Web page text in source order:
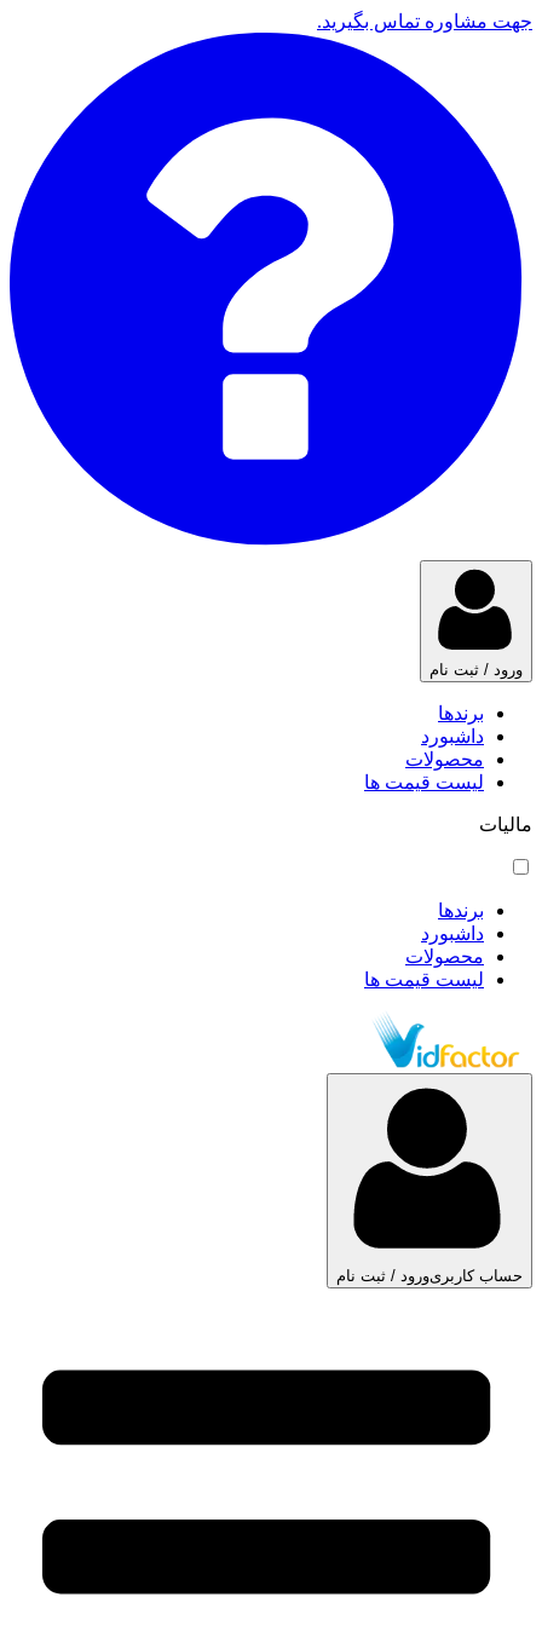
جهت مشاوره تماس بگیرید.
ورود / ثبت نام
برندها
داشبورد
محصولات
لیست قیمت ها
مالیات
برندها
داشبورد
محصولات
لیست قیمت ها
حساب کاربریورود / ثبت نام